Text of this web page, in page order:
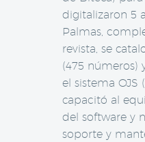
digitalizaron 5
Palmas,
revista, se
(475 números)
el sistema OJS
capacitó al
del software y
soporte y